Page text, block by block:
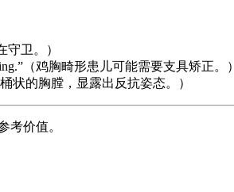
守卫。）
（鸡胸畸形患儿可能需要支具矫正。）
状的胸膛，显露出反抗姿态。）
考价值。